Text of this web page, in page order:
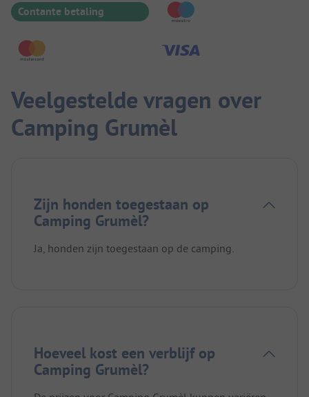
Contante betaling
Veelgestelde vragen over
Camping Grumèl
Zijn honden toegestaan op
Camping Grumèl?
Ja, honden zijn toegestaan op de camping.
Hoeveel kost een verblijf op
Camping Grumèl?